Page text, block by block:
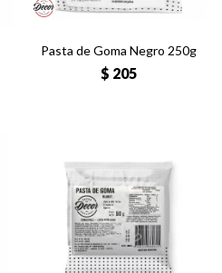
Pasta de Goma Negro 250g
$ 205